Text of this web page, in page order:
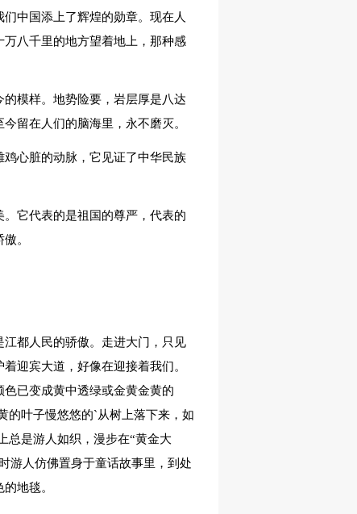
中国添上了辉煌的勋章。现在人
八千里的地方望着地上，那种感
模样。地势险要，岩层厚是八达
留在人们的脑海里，永不磨灭。
心脏的动脉，它见证了中华民族
它代表的是祖国的尊严，代表的
。
都人民的骄傲。走进大门，只见
迎宾大道，好像在迎接着我们。
已变成黄中透绿或金黄金黄的
的叶子慢悠悠的`从树上落下来，如
总是游人如织，漫步在“黄金大
游人仿佛置身于童话故事里，到处
地毯。